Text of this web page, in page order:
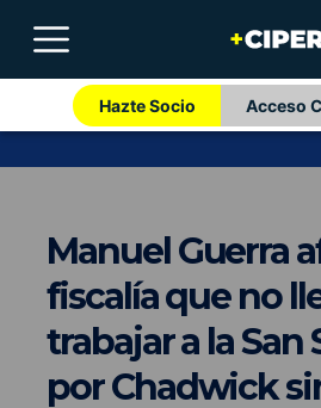
Hazte Socio Acceso
Manuel Guerra
fiscalía que no
trabajar a la San
por Chadwick